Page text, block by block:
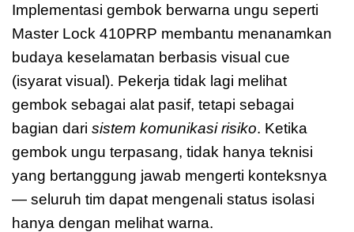
Implementasi gembok berwarna ungu seperti
Master Lock 410PRP membantu menanamkan
budaya keselamatan berbasis visual cue
(isyarat visual). Pekerja tidak lagi melihat
gembok sebagai alat pasif, tetapi sebagai
bagian dari sistem komunikasi risiko. Ketika
gembok ungu terpasang, tidak hanya teknisi
yang bertanggung jawab mengerti konteksnya
— seluruh tim dapat mengenali status isolasi
hanya dengan melihat warna.